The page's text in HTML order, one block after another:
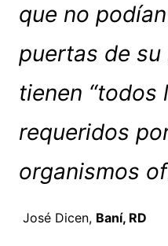
que no
puertas de
tienen “todos
requeridos
organismos
José Dicen, Baní, RD